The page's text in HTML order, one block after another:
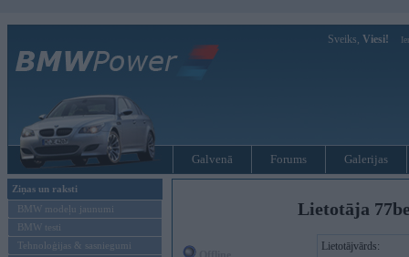
Sveiks, Viesi!
Galvenā Forums Galerijas
Ziņas un raksti
BMW modeļu jaunumi
BMW testi
Tehnoloģijas & sasniegumi
Lietotāja
Lietotājvārds: